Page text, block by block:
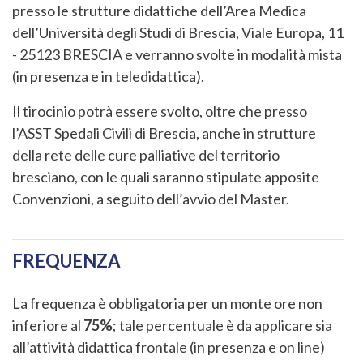
presso le strutture didattiche dell’Area Medica
dell’Università degli Studi di Brescia, Viale Europa, 11
- 25123 BRESCIA e verranno svolte in modalità mista
(in presenza e in teledidattica).
Il tirocinio potrà essere svolto, oltre che presso
l’ASST Spedali Civili di Brescia, anche in strutture
della rete delle cure palliative del territorio
bresciano, con le quali saranno stipulate apposite
Convenzioni, a seguito dell’avvio del Master.
FREQUENZA
La frequenza è obbligatoria per un monte ore non
inferiore al 75%; tale percentuale è da applicare sia
all’attività didattica frontale (in presenza e on line)